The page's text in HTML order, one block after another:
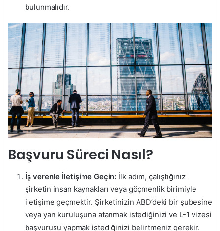
bulunmalıdır.
Başvuru Süreci Nasıl?
İş verenle İletişime Geçin: İlk adım, çalıştığınız
şirketin insan kaynakları veya göçmenlik birimiyle
iletişime geçmektir. Şirketinizin ABD’deki bir şubesine
veya yan kuruluşuna atanmak istediğinizi ve L-1 vizesi
başvurusu yapmak istediğinizi belirtmeniz gerekir.